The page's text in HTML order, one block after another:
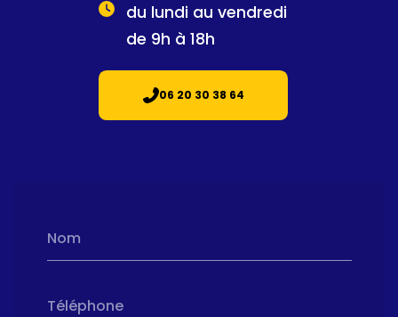
Nom
Téléphone
du lundi au vendredi
de 9h à 18h
06 20 30 38 64